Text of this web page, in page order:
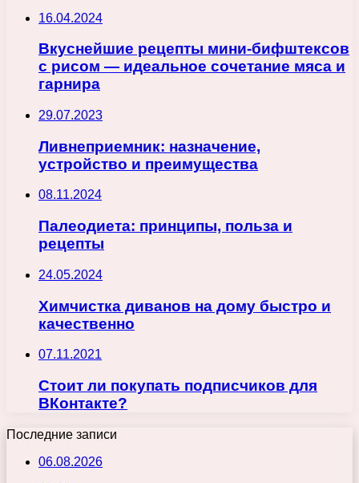
16.04.2024
Вкуснейшие рецепты мини-бифштексов
с рисом — идеальное сочетание мяса и
гарнира
29.07.2023
Ливнеприемник: назначение,
устройство и преимущества
08.11.2024
Палеодиета: принципы, польза и
рецепты
24.05.2024
Химчистка диванов на дому быстро и
качественно
07.11.2021
Стоит ли покупать подписчиков для
ВКонтакте?
Последние записи
06.08.2026